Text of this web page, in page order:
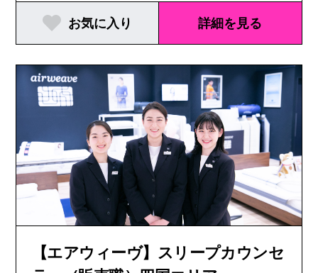
お気に入り 詳細を見る
【エアウィーヴ】スリープカウンセ